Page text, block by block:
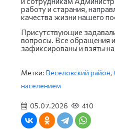
работу и старания,
качества жизни нашего
Присутствующие
вопросы. Все обращения
зафиксированы и взяты
Метки: Веселовский район,
населением
05.07.2026 410